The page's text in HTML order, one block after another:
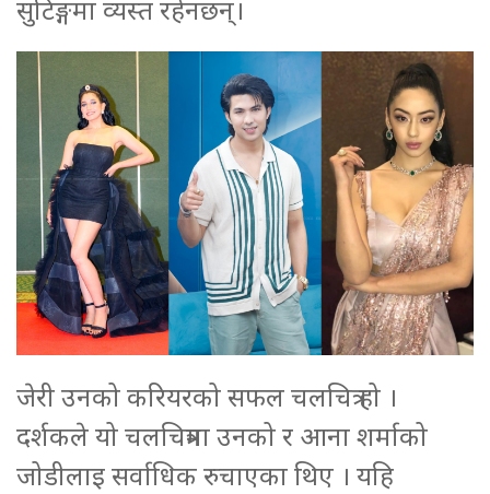
सुटिङ्गमा व्यस्त रहेनछन्।
जेरी उनको करियरको सफल चलचित्र हो ।
दर्शकले यो चलचित्रमा उनको र आना शर्माको
जोडीलाइ सर्वाधिक रुचाएका थिए । यहि